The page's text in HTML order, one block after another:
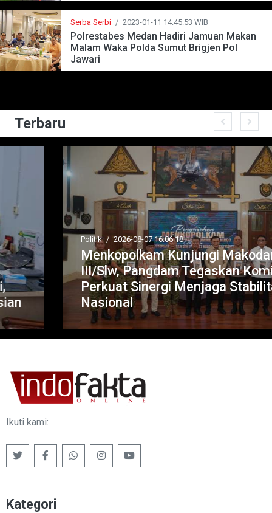
Serba Serbi / 2023-01-11 14:45:53 WIB
Polrestabes Medan Hadiri Jamuan Makan
Malam Waka Polda Sumut Brigjen Pol
Jawari
Terbaru
Politik / 2026-08-07 16:06:18
Menkopolkam Kunjungi Makodam
III/Slw, Pangdam Tegaskan Komitmen
Perkuat Sinergi Menjaga Stabilitas
Nasional
Ikuti kami:
Kategori